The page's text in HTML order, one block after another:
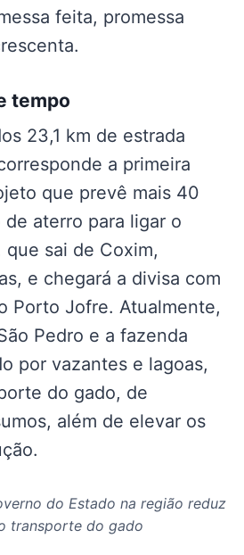
feita, promessa
tempo
23,1 km de estrada
a primeira
que prevê mais 40
aterro para ligar o
sai de Coxim,
e chegará a divisa com
Porto Jofre. Atualmente,
Pedro e a fazenda
por vazantes e lagoas,
do gado, de
além de elevar os
do Estado na região reduz
transporte do gado